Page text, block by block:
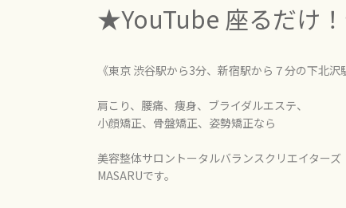
★YouTube 座るだけ
《東京 渋谷駅から3分、新宿駅から７分の下北沢
肩こり、腰痛、痩身、ブライダルエステ、
小顔矯正、骨盤矯正、姿勢矯正なら
美容整体サロントータルバランスクリエイターズ
MASARUです。